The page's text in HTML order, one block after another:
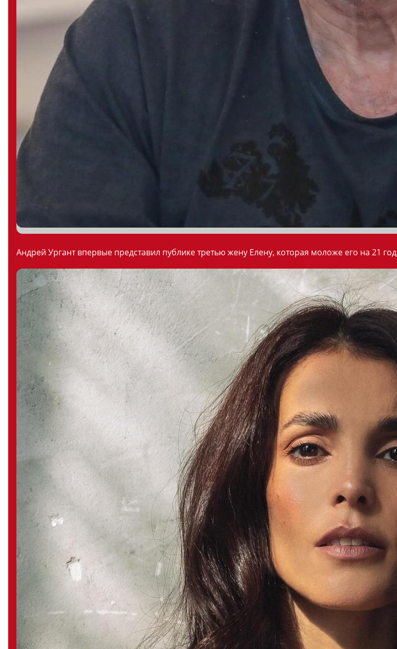
Андрей Ургант впервые представил публике третью жену Елену, которая моложе его на 21 год